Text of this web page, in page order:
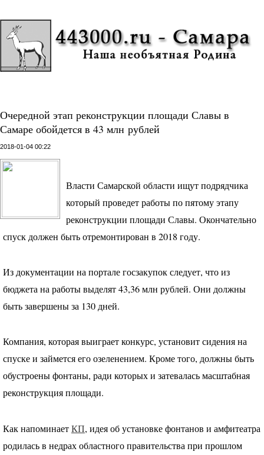
Очередной этап реконструкции площади Славы в
Самаре обойдется в 43 млн рублей
2018-01-04 00:22
Власти Самарской области ищут подрядчика
который проведет работы по пятому этапу
реконструкции площади Славы. Окончательно
спуск должен быть отремонтирован в 2018 году.
Из документации на портале госзакупок следует, что из
бюджета на работы выделят 43,36 млн рублей. Они должны
быть завершены за 130 дней.
Компания, которая выиграет конкурс, установит сидения на
спуске и займется его озеленением. Кроме того, должны быть
обустроены фонтаны, ради которых и затевалась масштабная
реконструкция площади.
Как напоминаетКП, идея об установке фонтанов и амфитеатра
родилась в недрах областного правительства при прошлом